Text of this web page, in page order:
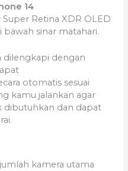
14
Retina XDR OLED
sinar matahari.
dilengkapi dengan
otomatis sesuai
kamu jalankan agar
dibutuhkan dan dapat
kamera utama